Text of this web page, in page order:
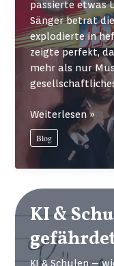
passierte etwas
Sänger betrat
explodierte in
zeigte perfekt,
mehr als nur
Geliebt,
gehasst,
gefeiert:
der
Manele
Weiterlesen »
Blog
KI &
KI & Schulen –